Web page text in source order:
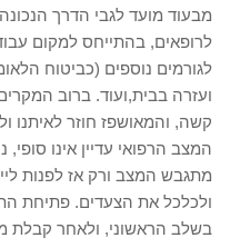
מבעוד מועד לגבי הדרך
לרופאים, בהתייחס למקום
לגורמים נוספים (כביטוח
ועזרה בבית,ועוד. ברוב
קשה, והמאושפז חוזר לאיתנו
המצב הרפואי עדיין אינו
מתגבש המצב ורק אז לפנות
ולכלכל את הצעדים. פתיחת
בשלב הראשוני, ולאחר קבלת